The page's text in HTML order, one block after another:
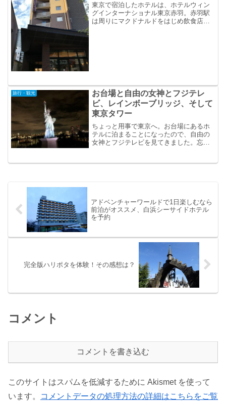
東京で宿泊したホテルは、ホテルウィン
グインターナショナル東京赤羽。赤羽駅
は周りにマクドナルドをはじめ飲食店が
旅行・観光
お台場と自由の女神とフジテレ
ビ、レインボーブリッジ、そして
東京タワー
ちょっと用事で東京へ。お台場にあるホ
テルに泊まることになったので、自由の
女神とフジテレビを見てきました。忘れ
アドベンチャーワールドで1日楽しむなら
前泊がオススメ、白浜シーサイドホテル
を予約
完全版ハリポタを体験！その感想は？
コメント
コメントを書き込む
このサイトはスパムを低減するために Akismet を使って
います。
コメントデータの処理方法の詳細はこちらをご覧